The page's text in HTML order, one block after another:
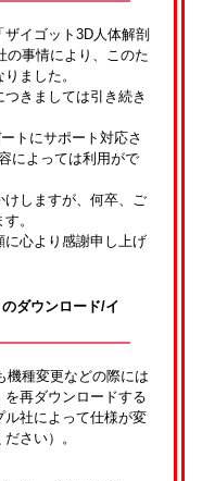
イゴット3D人体解剖
の事情により、このた
ました。
きましては引き続き
トにサポート対応さ
によっては利用がで
しますが、何卒、ご
。
心より感謝申し上げ
ダウンロード/イ
機種変更などの際には
再ダウンロードする
社によって仕様が変
さい）。